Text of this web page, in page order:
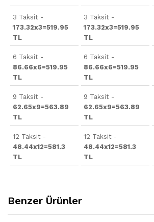
3 Taksit -
173.32x3=519.95
TL
6 Taksit -
86.66x6=519.95
TL
9 Taksit -
62.65x9=563.89
TL
12 Taksit -
48.44x12=581.3
TL
3 Taksit -
173.32x3=519.95
TL
6 Taksit -
86.66x6=519.95
TL
9 Taksit -
62.65x9=563.89
TL
12 Taksit -
48.44x12=581.3
TL
Benzer Ürünler